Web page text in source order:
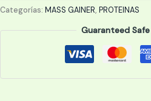
Elite
lbs.
Categorías: MASS GAINER, PROTEINAS
Guaranteed